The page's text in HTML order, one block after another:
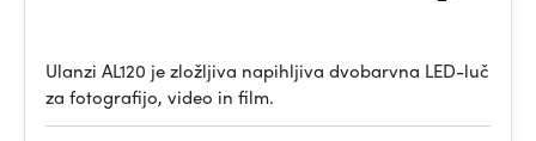
Ulanzi AL120 je zložljiva napihljiva dvobarvna LED-luč
za fotografijo, video in film.